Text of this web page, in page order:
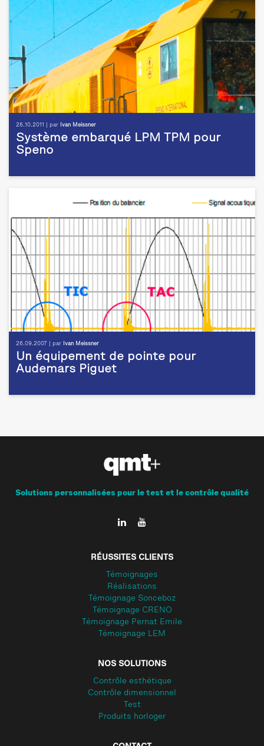
26.10.2011 | par Ivan Meissner
Système embarqué LPM TPM pour
Speno
26.09.2007 | par Ivan Meissner
Un équipement de pointe pour
Audemars Piguet
Solutions personnalisées pour le test et le contrôle qualité
RÉUSSITES CLIENTS
Témoignages
Réalisations
Témoignage Sonceboz
Témoignage CRENO
Témoignage Pernat Emile
Témoignage LEM
NOS SOLUTIONS
Contrôle esthétique
Contrôle dimensionnel
Test
Produits horloger